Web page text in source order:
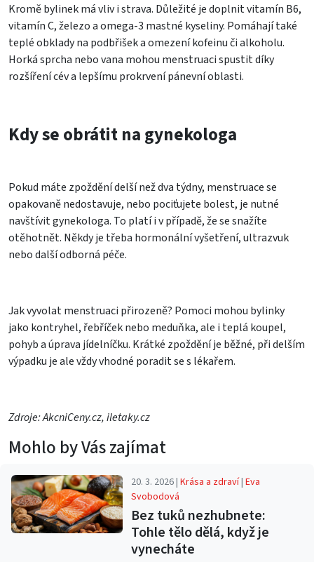
Kromě bylinek má vliv i strava. Důležité je doplnit vitamín B6,
vitamín C, železo a omega-3 mastné kyseliny. Pomáhají také
teplé obklady na podbřišek a omezení kofeinu či alkoholu.
Horká sprcha nebo vana mohou menstruaci spustit díky
rozšíření cév a lepšímu prokrvení pánevní oblasti.
Kdy se obrátit na gynekologa
Pokud máte zpoždění delší než dva týdny, menstruace se
opakovaně nedostavuje, nebo pociťujete bolest, je nutné
navštívit gynekologa. To platí i v případě, že se snažíte
otěhotnět. Někdy je třeba hormonální vyšetření, ultrazvuk
nebo další odborná péče.
Jak vyvolat menstruaci přirozeně? Pomoci mohou bylinky
jako kontryhel, řebříček nebo meduňka, ale i teplá koupel,
pohyb a úprava jídelníčku. Krátké zpoždění je běžné, při delším
výpadku je ale vždy vhodné poradit se s lékařem.
Zdroje: AkcniCeny.cz, iletaky.cz
Mohlo by Vás zajímat
20. 3. 2026 |Krása a zdraví|Eva
Svobodová
Bez tuků nezhubnete:
Tohle tělo dělá, když je
vynecháte